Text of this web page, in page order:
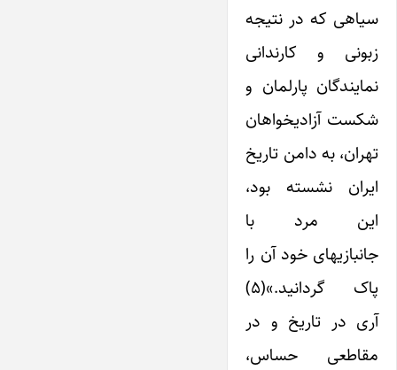
سیاهی که در نتیجه
زبونی و کارندانی
نمایندگان پارلمان و
شکست آزادیخواهان
تهران، به دامن تاریخ
ایران نشسته بود،
این مرد با
جانبازیهای خود آن را
پاک گردانید.»(۵)
آری در تاریخ و در
مقاطعی حساس،